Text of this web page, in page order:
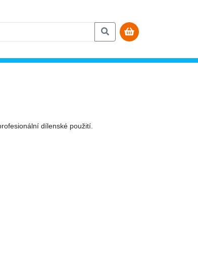
dílenské použití.